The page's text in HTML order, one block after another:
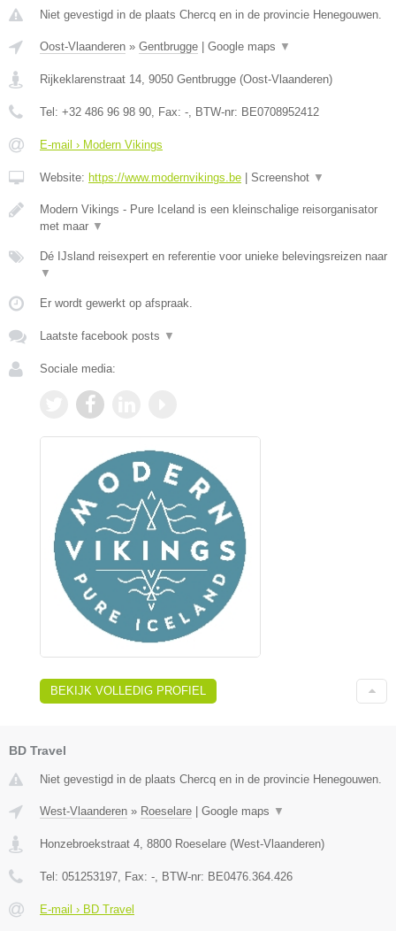
Niet gevestigd in de plaats Chercq en in de provincie Henegouwen.
Oost-Vlaanderen » Gentbrugge Google maps ▼
Rijkeklarenstraat 14, 9050 Gentbrugge (Oost-Vlaanderen)
Tel: +32 486 96 98 90, Fax: -, BTW-nr: BE0708952412
E-mail › Modern Vikings
Website: https://www.modernvikings.be Screenshot ▼
Modern Vikings - Pure Iceland is een kleinschalige reisorganisator
met maar ▼
Dé IJsland reisexpert en referentie voor unieke belevingsreizen naar
▼
Er wordt gewerkt op afspraak.
Laatste facebook posts ▼
Sociale media:
BEKIJK VOLLEDIG PROFIEL
BD Travel
Niet gevestigd in de plaats Chercq en in de provincie Henegouwen.
West-Vlaanderen » Roeselare Google maps ▼
Honzebroekstraat 4, 8800 Roeselare (West-Vlaanderen)
Tel: 051253197, Fax: -, BTW-nr: BE0476.364.426
E-mail › BD Travel